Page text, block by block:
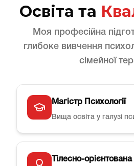
Освіта та
Моя професійна
глибоке вивчення
сімейної
Магістр Психології
Вища освіта у галузі
Тілесно-орієнтована